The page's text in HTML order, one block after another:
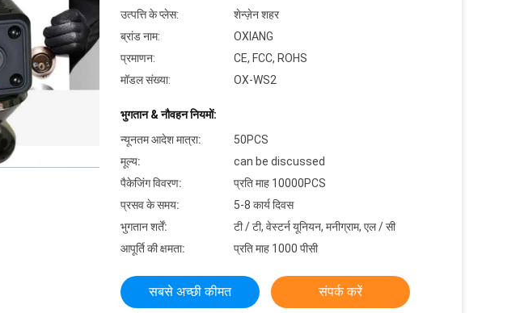
उत्पत्ति के प्लेस:
शेन्ज़ेन शहर
ब्रांड नाम:
OXIANG
प्रमाणन:
CE, FCC, ROHS
मॉडल संख्या:
OX-WS2
भुगतान & नौवहन नियमों:
न्यूनतम आदेश मात्रा:
50PCS
मूल्य:
can be discussed
पैकेजिंग विवरण:
प्रति माह 10000PCS
प्रसव के समय:
5-8 कार्य दिवस
भुगतान शर्तें:
टी / टी, वेस्टर्न यूनियन, मनीग्राम, एल / सी
आपूर्ति की क्षमता:
प्रति माह 1000 पीसी
सबसे अच्छी कीमत संपर्क करें